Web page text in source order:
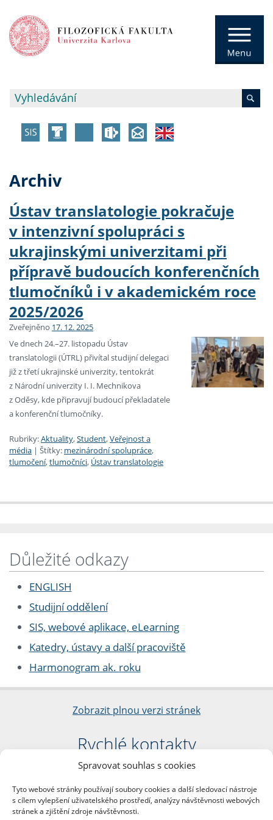
Spravovat souhlas s cookies
Tyto webové stránky používají soubory cookies a další sledovací nástroje
s cílem vylepšení uživatelského prostředí, analýzy návštěvnosti webových
stránek a zjištění zdroje návštěvnosti.
Archiv
Ústav translatologie pokračuje
v intenzivní spolupráci s
ukrajinskými univerzitami při
přípravě budoucích konferenčních
tlumočníků i v akademickém roce
2025/2026
Zveřejněno 17. 12. 2025
Ve dnech 24.–27. listopadu Ústav
translatologii (ÚTRL) přivítal studijní delegaci
již z třetí ukrajinské univerzity, tentokrát
z Národní univerzity I. I. Mechnikova
z Oděsy, kde připravují budoucí překladatele
a konferenční tlumočníky.
Rubriky:Aktuality,Student,Veřejnost a
média | Štítky: mezinárodní spolupráce,
tlumočení,tlumočníci, Ústav translatologie
Důležité odkazy
ENGLISH
Studijní oddělení
SIS, webové aplikace, eLearning
Katedry, ústavy a další pracoviště
Harmonogram ak. roku
Zobrazit plnou verzi stránek
Rychlé kontakty
Filozofická fakulta
nám. Jana Palacha 1/2
116 38 Praha 1